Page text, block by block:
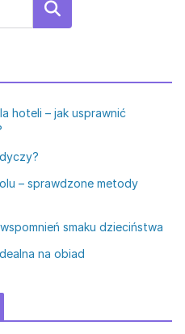
Szukaj
hoteli – jak usprawnić
– sprawdzone metody
smaku dzieciństwa
na obiad